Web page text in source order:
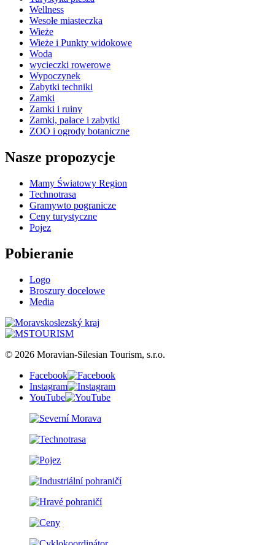
Wellness
Wesołe miasteczka
Wieże
Wieże i Punkty widokowe
Woda
wycieczki rowerowe
Wypoczynek
Zabytki techniki
Zamki
Zamki i ruiny
Zamki, pałace i zabytki
ZOO i ogrody botaniczne
Nasze propozycje
Mamy Światowy Region
Technotrasa
Gramywto pogranicze
Ceny turystyczne
Pojez
Pobieranie
Logo
Broszury docelowe
Media
© 2026 Moravian-Silesian Tourism, s.r.o.
Facebook
Instagram
YouTube